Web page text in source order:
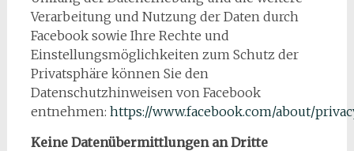
Verarbeitung und Nutzung der Daten durch
Facebook sowie Ihre Rechte und
Einstellungsmöglichkeiten zum Schutz der
Privatsphäre können Sie den
Datenschutzhinweisen von Facebook
entnehmen: https://www.facebook.com/about/
Keine Datenübermittlungen an Dritte